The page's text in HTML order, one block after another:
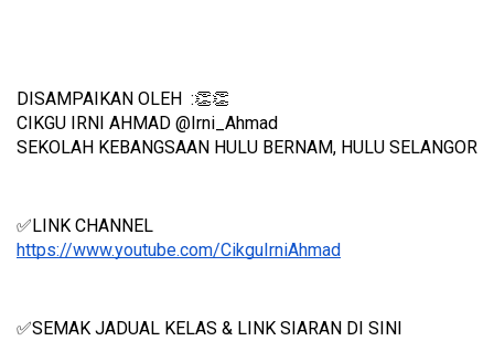
DISAMPAIKAN OLEH  :👏👏
CIKGU IRNI AHMAD @Irni_Ahmad
SEKOLAH KEBANGSAAN HULU BERNAM, HULU SELANGOR
✅LINK CHANNEL
https://www.youtube.com/CikguIrniAhmad
✅SEMAK JADUAL KELAS & LINK SIARAN DI SINI